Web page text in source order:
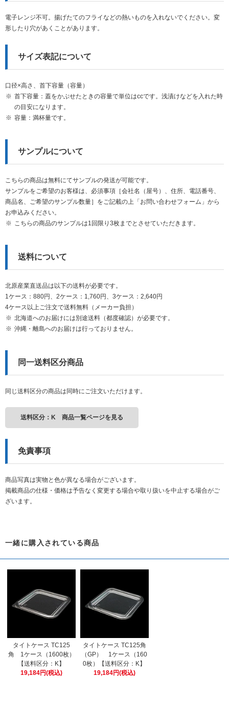
電子レンジ不可。揚げたてのフライなどの熱いものを入れないでください。変
形したり穴があくことがあります。
サイズ表記について
口径×高さ、首下容量（容量）
首下容量：蓋をかぶせたときの容量で単位はccです。浅漬けなどを入れた時
の目安になります。
容量：満杯量です。
サンプルについて
こちらの商品は無料にてサンプルの発送が可能です。
サンプルをご希望のお客様は、必須事項［会社名（屋号）、住所、電話番号、
商品名、ご希望のサンプル数量］をご記載の上「お問い合わせフォーム」から
お申込みください。
こちらの商品のサンプルは1回限り3枚までとさせていただきます。
送料について
北原産業直送品は以下の送料が必要です。
1ケース：880円、2ケース：1,760円、3ケース：2,640円
4ケース以上ご注文で送料無料（メーカー負担）
北海道へのお届けには別途送料（都度確認）が必要です。
沖縄・離島へのお届けは行っておりません。
同一送料区分商品
同じ送料区分の商品は同時にご注文いただけます。
送料区分：K 商品一覧ページを見る
免責事項
商品写真は実物と色が異なる場合がございます。
掲載商品の仕様・価格は予告なく変更する場合や取り扱いを中止する場合がご
ざいます。
一緒に購入されている商品
タイトケース TC125
角 1ケース（1600枚）
【送料区分：K】
19,184円(税込)
タイトケース TC125角
（GP） 1ケース（160
0枚）【送料区分：K】
19,184円(税込)